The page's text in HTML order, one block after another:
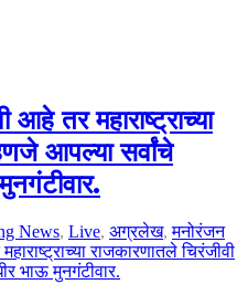
तर महाराष्ट्राच्या
आपल्या सर्वांचे
News, Live, अग्रलेख,मनोरंजन